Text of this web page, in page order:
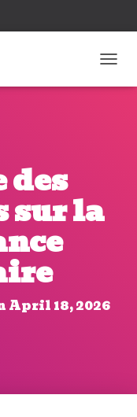
O
des
sur la
April 18, 2026